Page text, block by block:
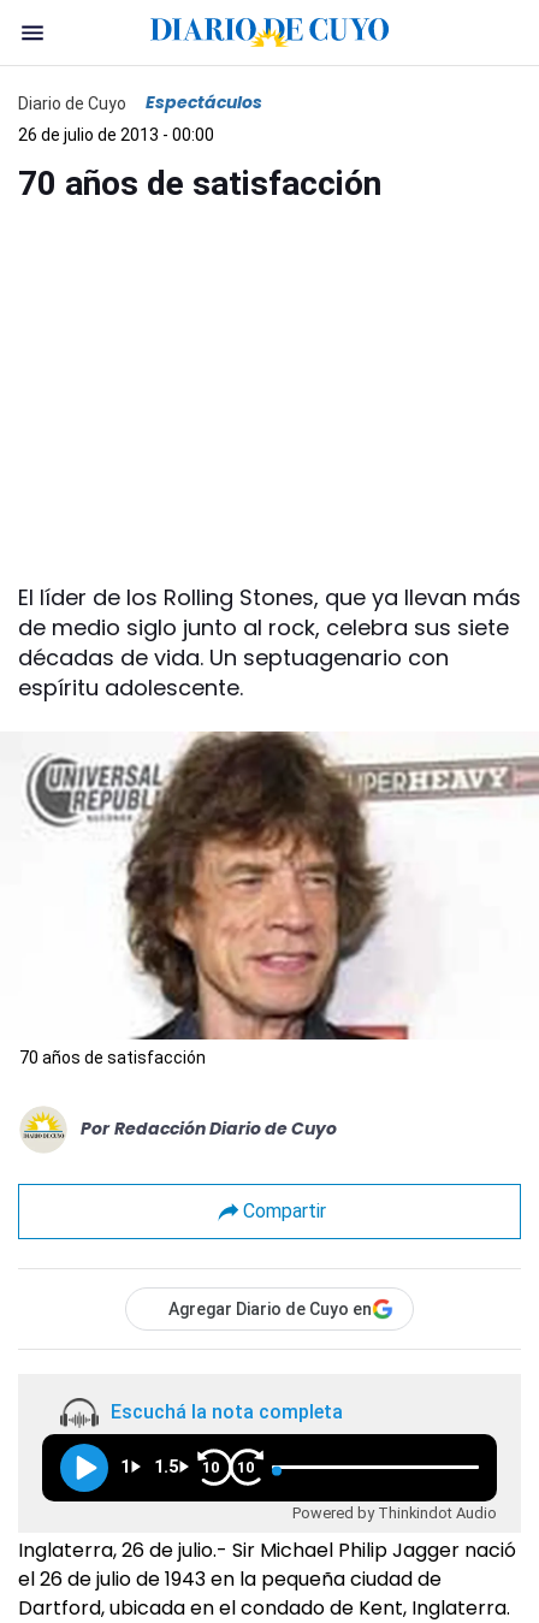
Diario de Cuyo Espectáculos
26 de julio de 2013 - 00:00
70 años de satisfacción
El líder de los Rolling Stones, que ya llevan más
de medio siglo junto al rock, celebra sus siete
décadas de vida. Un septuagenario con
espíritu adolescente.
70 años de satisfacción
Por Redacción Diario de Cuyo
Compartir
Agregar Diario de Cuyo en
Escuchá la nota completa
1 1.5 10 10
Powered by Thinkindot Audio
Inglaterra, 26 de julio.- Sir Michael Philip Jagger nació
el 26 de julio de 1943 en la pequeña ciudad de
Dartford, ubicada en el condado de Kent, Inglaterra.